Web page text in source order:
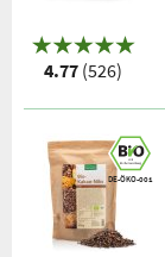
4.77 (526)
DE-ÖKO-001